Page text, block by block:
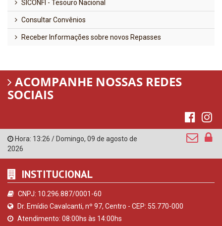
SICONFI - Tesouro Nacional
Consultar Convênios
Receber Informações sobre novos Repasses
ACOMPANHE NOSSAS REDES
SOCIAIS
Hora: 13:26 /Domingo, 09 de agosto de
2026
INSTITUCIONAL
CNPJ: 10.296.887/0001-60
Dr. Emídio Cavalcanti, nº 97, Centro - CEP: 55.770-000
Atendimento: 08:00hs às 14:00hs